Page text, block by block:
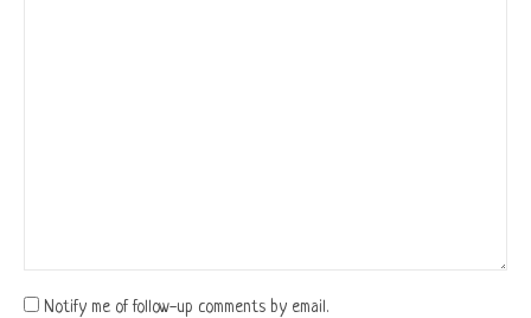
Notify me of follow-up comments by email.